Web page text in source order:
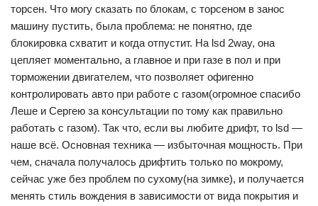
торсен. Что могу сказать по блокам, с торсеном в занос
машину пустить, была проблема: не понятно, где
блокировка схватит и когда отпустит. На lsd 2way, она
цепляет моментально, а главное и при газе в пол и при
торможении двигателем, что позволяет офигенно
контролировать авто при работе с газом(огромное спасибо
Леше и Сергею за консультации по тому как правильно
работать с газом). Так что, если вы любите дрифт, то lsd —
наше всё. Основная техника — избыточная мощность. При
чем, сначала получалось дрифтить только по мокрому,
сейчас уже без проблем по сухому(на зимке), и получается
менять стиль вождения в зависимости от вида покрытия и